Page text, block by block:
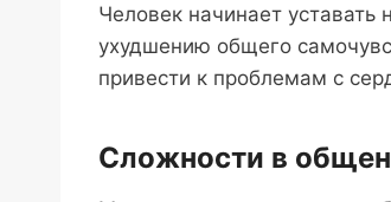
Человек начинает уставать
ухудшению общего
привести к проблемам с
Сложности в